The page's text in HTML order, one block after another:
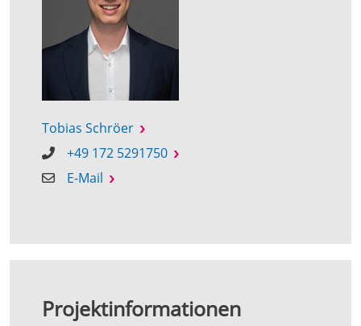
Tobias Schröer
+49 172 5291750
E-Mail
Projektinformationen